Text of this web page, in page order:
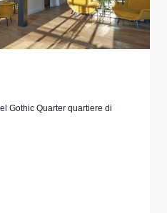
Gothic Quarter quartiere di